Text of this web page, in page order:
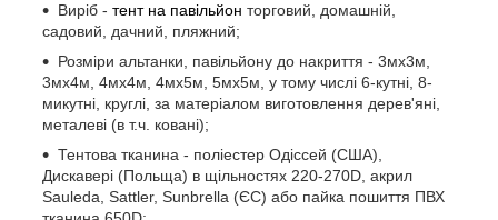
Виріб - тент на павільйон торговий, домашній,
садовий, дачний, пляжний;
Розміри альтанки, павільйону до накриття - 3мх3м,
3мх4м, 4мх4м, 4мх5м, 5мх5м, у тому числі 6-кутні, 8-
микутні, круглі, за матеріалом виготовлення дерев'яні,
металеві (в т.ч. ковані);
Тентова тканина - поліестер Одіссей (США),
Дискавері (Польща) в щільностях 220-270D, акрил
Sauleda, Sattler, Sunbrella (ЄС) або пайка пошиття ПВХ